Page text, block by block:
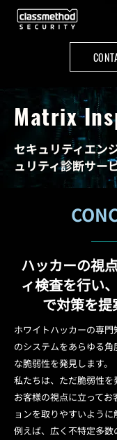
Matrix
セキュリティエン
ュリティ診断サー
ハッカーの視
ィ検査を行い
で対策を提
ホワイトハッカーの専
のシステムをあらゆる
な脆弱性を発見します。
私たちは、ただ脆弱性を
お客様の視点に立ってお
ョンを取りやすいように
例えば、広く不特定多